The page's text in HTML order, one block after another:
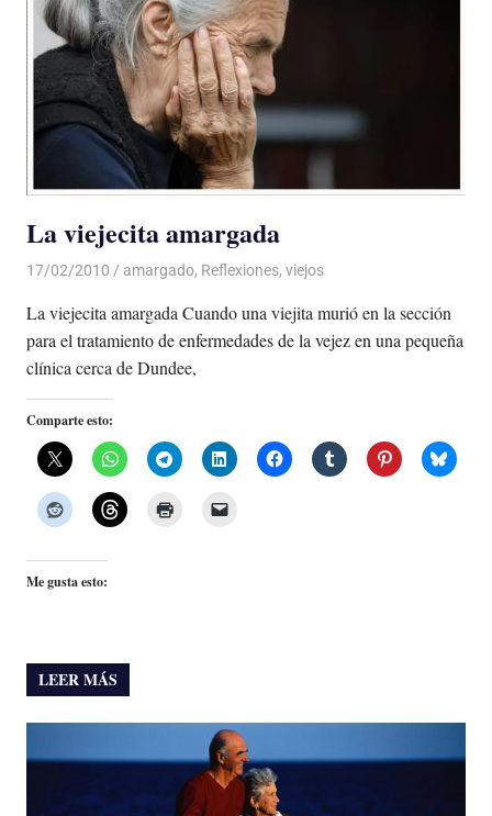
La viejecita amargada
17/02/2010 Luis Castellanos
amargado, Reflexiones, viejos
La viejecita amargada Cuando una viejita murió en la sección
para el tratamiento de enfermedades de la vejez en una pequeña
clínica cerca de Dundee,
Comparte esto:
Me gusta esto:
LEER MÁS